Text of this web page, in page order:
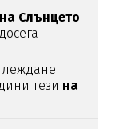
Слънцето
тези на